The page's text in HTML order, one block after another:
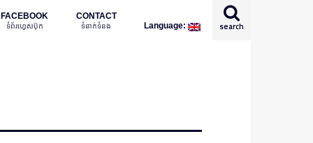
search
FACEBOOK
ទំព័រហ្វេសប៊ុក
CONTACT
ទំនាក់ទំនង Language: